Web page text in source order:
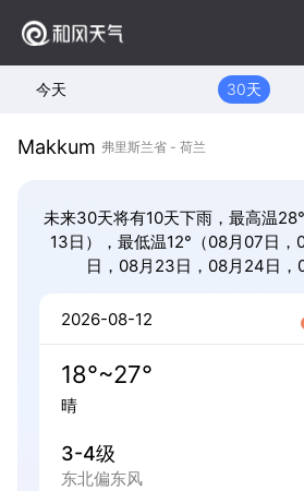
今天 30天
Makkum 弗里斯兰省 - 荷兰
未来30天将有10天下雨，最高温
13日），最低温12°（08月07日，
日，08月23日，08月24日，
2026-08-12
18°~27°
晴
3-4级
东北偏东风